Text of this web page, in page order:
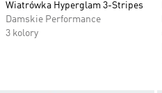
Wiatrówka Hyperglam 3-Stripes
Damskie Performance
3 kolory